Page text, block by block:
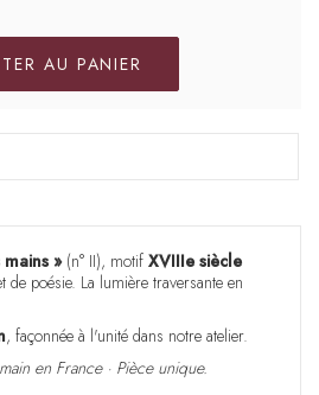
AU PANIER
mains »(n° II), motif XVIIIe siècle
poésie. La lumière traversante en
, façonnée à l'unité dans notre atelier.
en France · Pièce unique.